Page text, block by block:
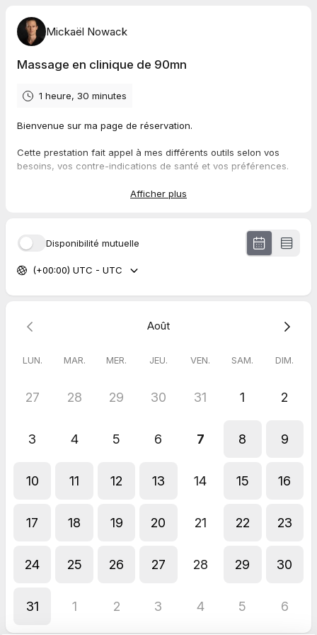
Mickaël Nowack
Massage en clinique de 90mn
1 heure, 30 minutes
Bienvenue sur ma page de réservation.
Cette prestation fait appel à mes différents outils selon vos
besoins, vos contre-indications de santé et vos préférences.
remplirons ensemble votre questionnaire santé ou votre suivi
10$ pour le tarif de nuit, de 19h à 21h
10$ pour une réservation moins de 24 heures à l'avance
Conformément à la politique d'annulation : une séance
Afficher plus
Disponibilité mutuelle
(+00:00) UTC - UTC
Août
LUN. MAR. MER. JEU. VEN. SAM. DIM.
27 28 29 30 31 1 2
3 4 5 6 7 8 9
10 11 12 13 14 15 16
17 18 19 20 21 22 23
24 25 26 27 28 29 30
31 1 2 3 4 5 6